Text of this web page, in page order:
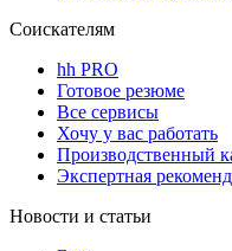
Соискателям
hh PRO
Готовое резюме
Все сервисы
Хочу у вас работать
Производственный
Экспертная
Новости и статьи